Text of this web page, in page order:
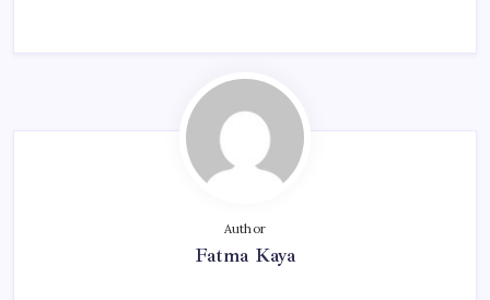
Author
Fatma Kaya